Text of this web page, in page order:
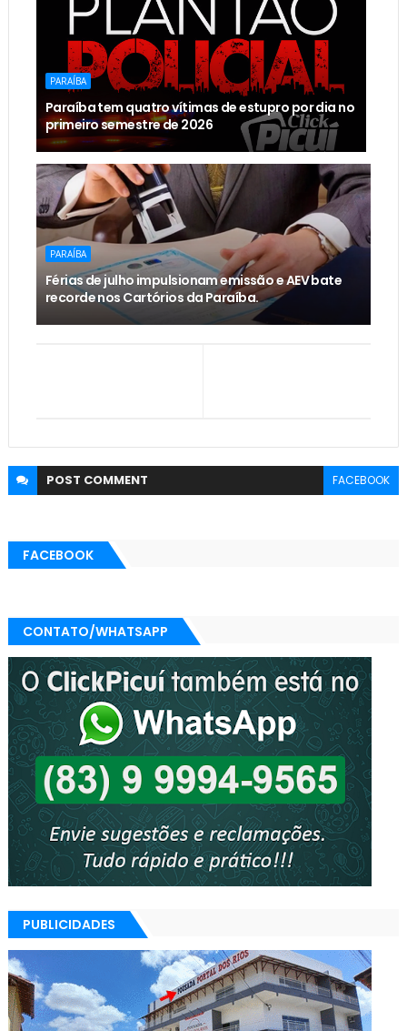
PARAÍBA
Paraíba tem quatro vítimas de estupro por dia no
primeiro semestre de 2026
PARAÍBA
Férias de julho impulsionam emissão e AEV bate
recorde nos Cartórios da Paraíba.
POST COMMENT FACEBOOK
FACEBOOK
CONTATO/WHATSAPP
PUBLICIDADES